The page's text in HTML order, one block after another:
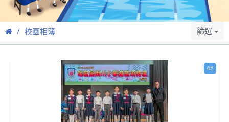
校園相簿 篩選
48